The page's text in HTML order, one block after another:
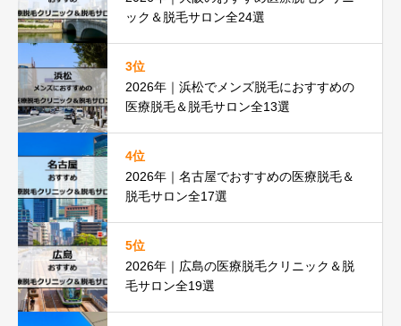
ック＆脱毛サロン全24選
3位
2026年｜浜松でメンズ脱毛におすすめの
医療脱毛＆脱毛サロン全13選
4位
2026年｜名古屋でおすすめの医療脱毛＆
脱毛サロン全17選
5位
2026年｜広島の医療脱毛クリニック＆脱
毛サロン全19選